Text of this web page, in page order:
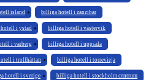
island billiga hotell i zanzibar
i ystad billiga hotell i västervik
i varberg billiga hotell i uppsala
i trollhättan billiga hotell i torrevieja
hotell i sverige billiga hotell i stockholm centrum